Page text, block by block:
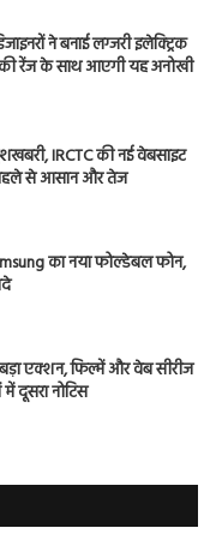
ने बनाई लग्जरी इलेक्ट्रिक
की रेंज के साथ आएगी यह अनोखी
IRCTC की नई वेबसाइट
से आसान और तेज
का नया फोल्डेबल फोन,
एक्शन, फिल्में और वेब सीरीज
में दूसरा नोटिस